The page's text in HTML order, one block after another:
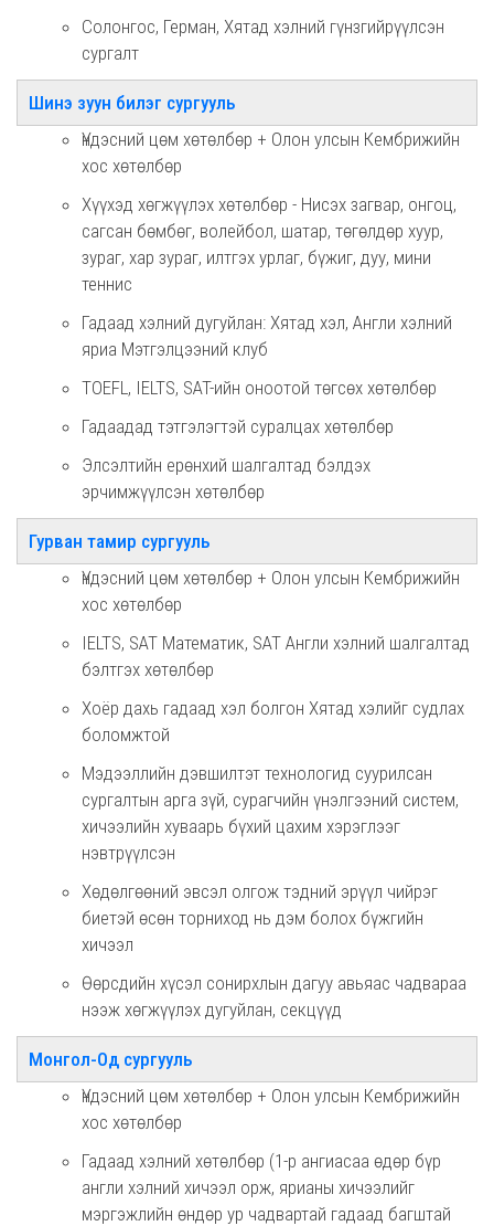
Солонгос, Герман, Хятад хэлний гүнзгийрүүлсэн
сургалт
Шинэ зуун билэг сургууль
Үндэсний цөм хөтөлбөр + Олон улсын Кембрижийн
хос хөтөлбөр
Хүүхэд хөгжүүлэх хөтөлбөр - Нисэх загвар, онгоц,
сагсан бөмбөг, волейбол, шатар, төгөлдөр хуур,
зураг, хар зураг, илтгэх урлаг, бүжиг, дуу, мини
теннис
Гадаад хэлний дугуйлан: Хятад хэл, Англи хэлний
яриа Мэтгэлцээний клуб
TОEFL, IELTS, SAT-ийн оноотой төгсөх хөтөлбөр
Гадаадад тэтгэлэгтэй суралцах хөтөлбөр
Элсэлтийн ерөнхий шалгалтад бэлдэх
эрчимжүүлсэн хөтөлбөр
Гурван тамир сургууль
Үндэсний цөм хөтөлбөр + Олон улсын Кембрижийн
хос хөтөлбөр
IELTS, SAT Математик, SAT Англи хэлний шалгалтад
бэлтгэх хөтөлбөр
Хоёр дахь гадаад хэл болгон Хятад хэлийг судлах
боломжтой
Мэдээллийн дэвшилтэт технологид суурилсан
сургалтын арга зүй, сурагчийн үнэлгээний систем,
хичээлийн хуваарь бүхий цахим хэрэглээг
нэвтрүүлсэн
Хөдөлгөөний эвсэл олгож тэдний эрүүл чийрэг
биетэй өсөн торниход нь дэм болох бүжгийн
хичээл
Өөрсдийн хүсэл сонирхлын дагуу авьяас чадвараа
нээж хөгжүүлэх дугуйлан, секцүүд
Монгол-Од сургууль
Үндэсний цөм хөтөлбөр + Олон улсын Кембрижийн
хос хөтөлбөр
Гадаад хэлний хөтөлбөр (1-р ангиасаа өдөр бүр
англи хэлний хичээл орж, ярианы хичээлийг
мэргэжлийн өндөр ур чадвартай гадаад багштай